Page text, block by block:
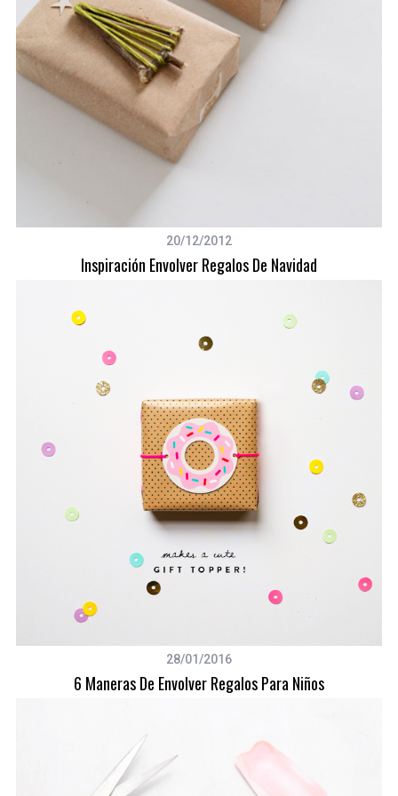
20/12/2012
Inspiración Envolver Regalos De Navidad
28/01/2016
6 Maneras De Envolver Regalos Para Niños